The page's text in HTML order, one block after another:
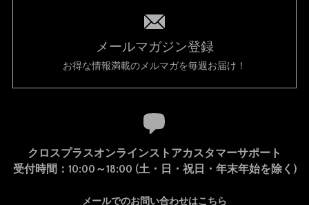
メールマガジン登録
お得な情報満載のメルマガを毎週お届け！
クロスプラスオンラインストアカスタマーサポート
受付時間：10:00～18:00 (土・日・祝日・年末年始を除く)
メールでのお問い合わせはこちら